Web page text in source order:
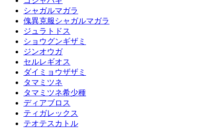
シャガルマガラ
傀異克服シャガルマガラ
ジュラトドス
ショウグンギザミ
ジンオウガ
セルレギオス
ダイミョウザザミ
タマミツネ
タマミツネ希少種
ディアブロス
ティガレックス
テオテスカトル